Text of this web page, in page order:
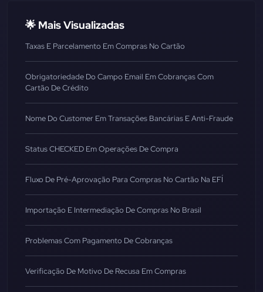
🌟 Mais Visualizadas
Taxas E Parcelamento Em Compras No Cartão
Obrigatoriedade Do Campo Email Em Cobranças Com
Cartão De Crédito
Nome Do Customer Em Transações Bancárias E Anti-Fraude
Status CHECKED Em Operações De Compra
Fluxo De Pré-Aprovação Para Compras No Cartão Na EFÍ
Importação E Intermediação De Compras No Brasil
Problemas Com Pagamento De Cobranças
Verificação De Motivo De Recusa Em Compras